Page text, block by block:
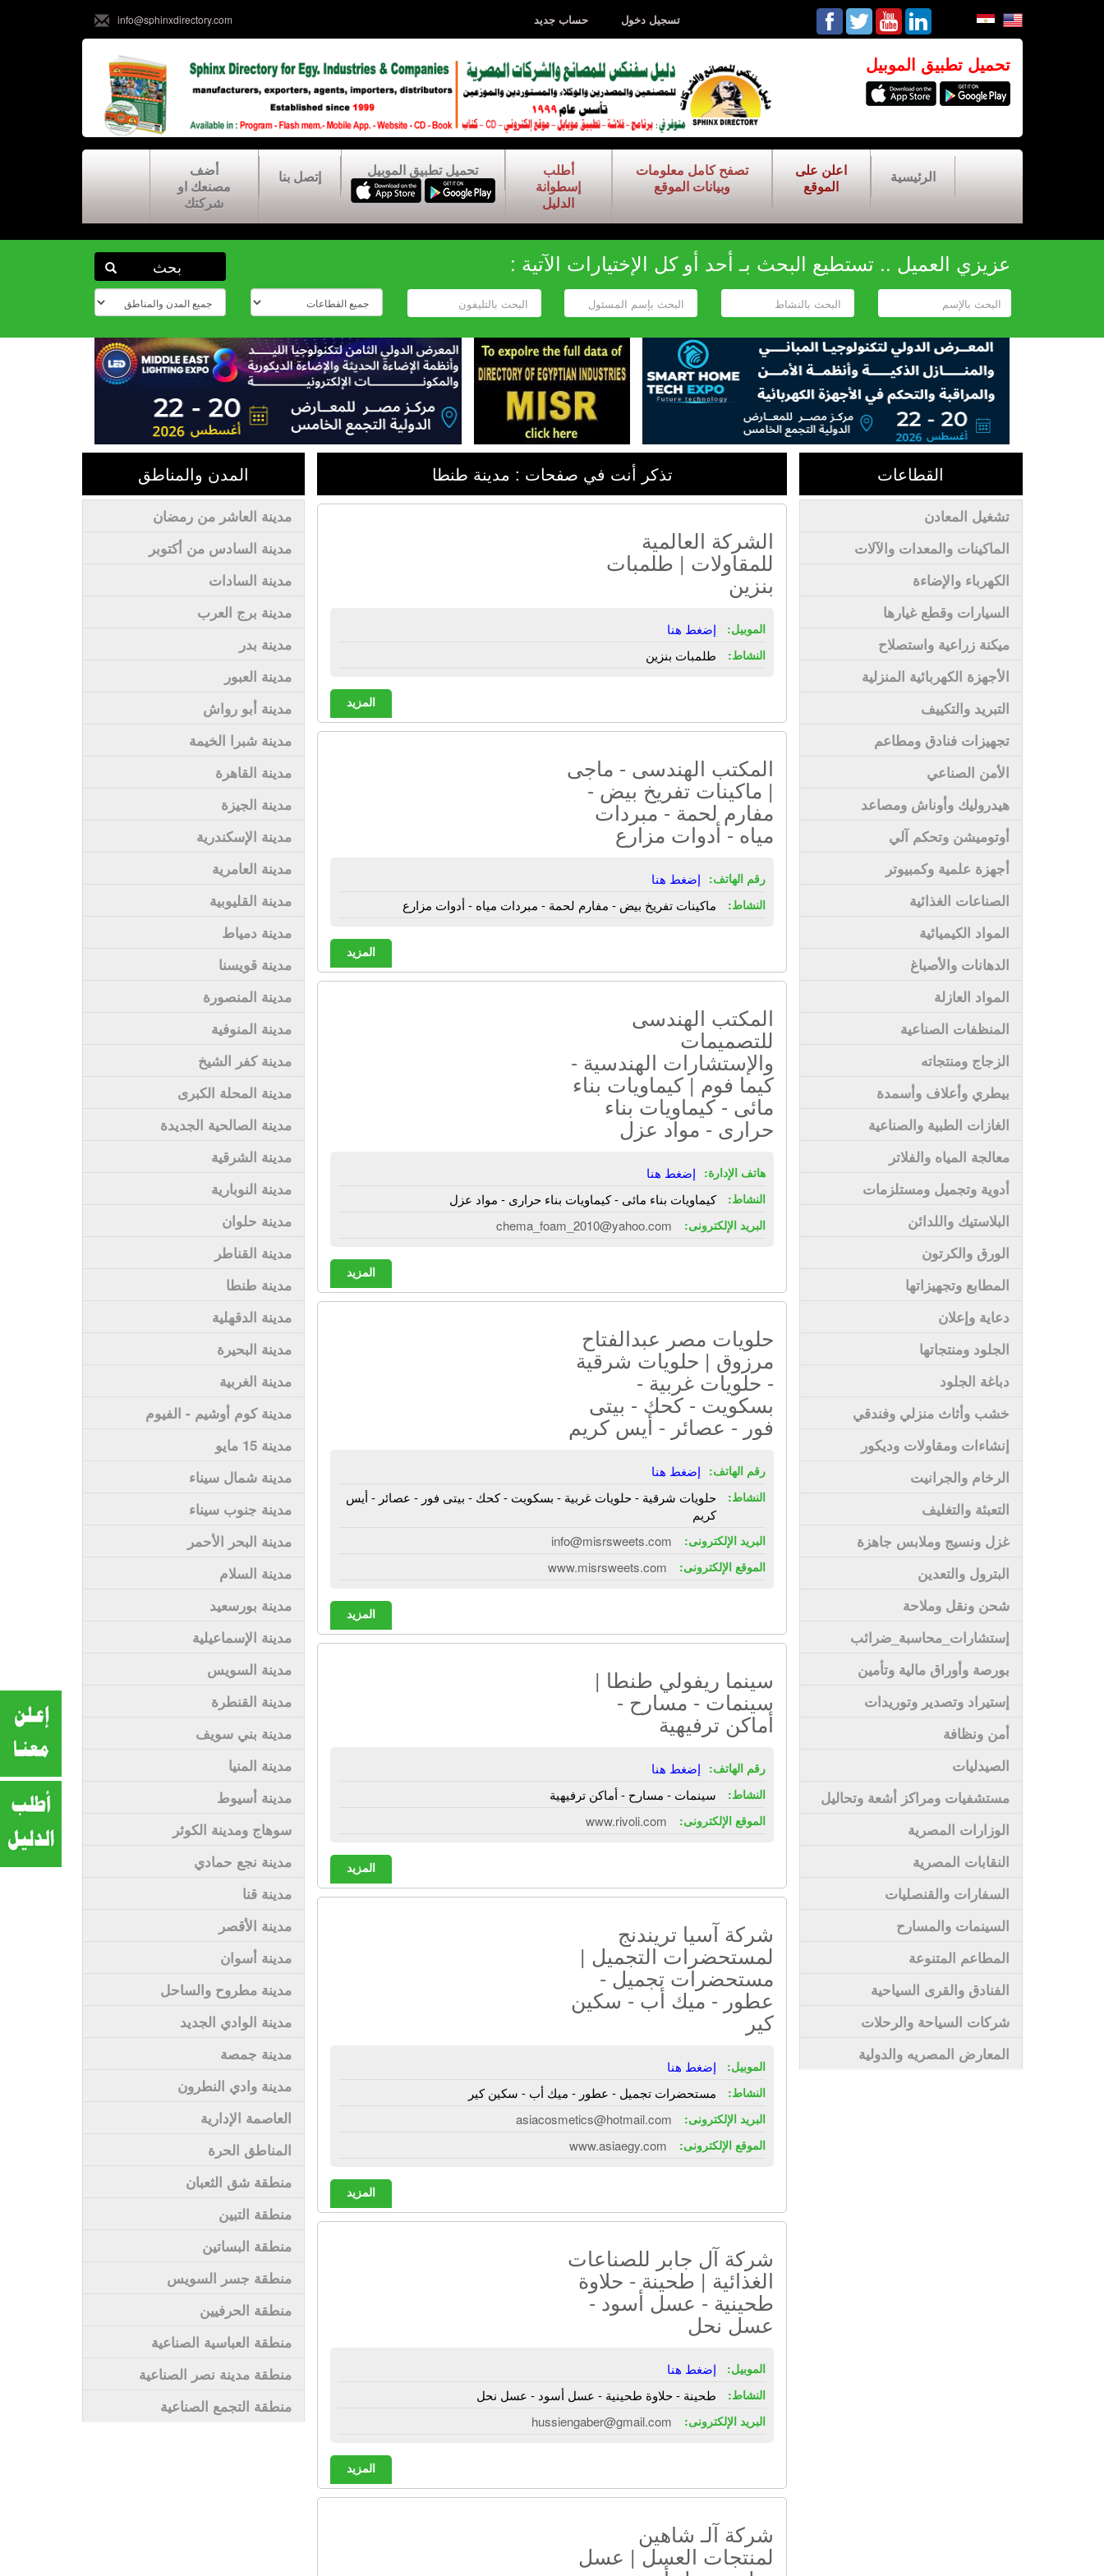
تسجيل دخول حساب جديد info@sphinxdirectory.com
تحميل تطبيق الموبيل
الرئيسية
اعلن على
الموقع
تصفح كامل معلومات
وبيانات الموقع
أطلب
إسطوانة
الدليل
تحميل تطبيق الموبيل إتصل بنا
أضف
مصنعك او
شركتك
عزيزي العميل .. تستطيع البحث بـ أحد أو كل الإختيارات الآتية :
القطاعات
تشغيل المعادن
الماكينات والمعدات والآلات
الكهرباء والإضاءة
السيارات وقطع غيارها
ميكنة زراعية واستصلاح
الأجهزة الكهربائية المنزلية
التبريد والتكييف
تجهيزات فنادق ومطاعم
الأمن الصناعي
هيدروليك وأوناش ومصاعد
أوتوميشن وتحكم آلي
أجهزة علمية وكمبيوتر
الصناعات الغذائية
المواد الكيميائية
الدهانات والأصباغ
المواد العازلة
المنظفات الصناعية
الزجاج ومنتجاته
بيطري وأعلاف وأسمدة
الغازات الطبية والصناعية
معالجة المياه والفلاتر
أدوية وتجميل ومستلزمات
البلاستيك واللدائن
الورق والكرتون
المطابع وتجهيزاتها
دعاية وإعلان
الجلود ومنتجاتها
دباغة الجلود
خشب وأثاث منزلي وفندقي
إنشاءات ومقاولات وديكور
الرخام والجرانيت
التعبئة والتغليف
غزل ونسيج وملابس جاهزة
البترول والتعدين
شحن ونقل وملاحة
إستشارات_محاسبة_ضرائب
بورصة وأوراق مالية وتأمين
إستيراد وتصدير وتوريدات
أمن ونظافة
الصيدليات
مستشفيات ومراكز أشعة وتحاليل
الوزارات المصرية
النقابات المصرية
السفارات والقنصليات
السينمات والمسارح
المطاعم المتنوعة
الفنادق والقرى السياحية
شركات السياحة والرحلات
المعارض المصريه والدولية
تذكر أنت في صفحات : مدينة طنطا
الشركة العالمية
للمقاولات | طلمبات
بنزين
الموبيل: إضغط هنا
النشاط: طلمبات بنزين
المزيد
المكتب الهندسى - ماجى
| ماكينات تفريخ بيض -
مفارم لحمة - مبردات
مياه - أدوات مزارع
رقم الهاتف: إضغط هنا
النشاط: ماكينات تفريخ بيض - مفارم لحمة - مبردات مياه - أدوات مزارع
المزيد
المكتب الهندسى
للتصميمات
والإستشارات الهندسية -
كيما فوم | كيماويات بناء
مائى - كيماويات بناء
حرارى - مواد عزل
هاتف الإدارة: إضغط هنا
النشاط: كيماويات بناء مائى - كيماويات بناء حرارى - مواد عزل
البريد الإلكترونى: chema_foam_2010@yahoo.com
المزيد
حلويات مصر عبدالفتاح
مرزوق | حلويات شرقية
- حلويات غربية -
بسكويت - كحك - بيتى
فور - عصائر - أيس كريم
رقم الهاتف: إضغط هنا
النشاط:
حلويات شرقية - حلويات غربية - بسكويت - كحك - بيتى فور - عصائر - أيس
كريم
البريد الإلكترونى: info@misrsweets.com
الموقع الإلكترونى: www.misrsweets.com
المزيد
سينما ريفولي طنطا |
سينمات - مسارح -
أماكن ترفيهية
رقم الهاتف: إضغط هنا
النشاط: سينمات - مسارح - أماكن ترفيهية
الموقع الإلكترونى: www.rivoli.com
المزيد
شركة آسيا تريندنج
لمستحضرات التجميل |
مستحضرات تجميل -
عطور - ميك أب - سكين
كير
الموبيل: إضغط هنا
النشاط: مستحضرات تجميل - عطور - ميك أب - سكين كير
البريد الإلكترونى: asiacosmetics@hotmail.com
الموقع الإلكترونى: www.asiaegy.com
المزيد
شركة آل جابر للصناعات
الغذائية | طحينة - حلاوة
طحينية - عسل أسود -
عسل نحل
الموبيل: إضغط هنا
النشاط: طحينة - حلاوة طحينية - عسل أسود - عسل نحل
البريد الإلكترونى: hussiengaber@gmail.com
المزيد
شركة آلـ شاهين
لمنتجات العسل | عسل
المدن والمناطق
مدينة العاشر من رمضان
مدينة السادس من أكتوبر
مدينة السادات
مدينة برج العرب
مدينة بدر
مدينة العبور
مدينة أبو رواش
مدينة شبرا الخيمة
مدينة القاهرة
مدينة الجيزة
مدينة الإسكندرية
مدينة العامرية
مدينة القليوبية
مدينة دمياط
مدينة قويسنا
مدينة المنصورة
مدينة المنوفية
مدينة كفر الشيخ
مدينة المحلة الكبرى
مدينة الصالحية الجديدة
مدينة الشرقية
مدينة النوبارية
مدينة حلوان
مدينة القناطر
مدينة طنطا
مدينة الدقهلية
مدينة البحيرة
مدينة الغربية
مدينة كوم أوشيم - الفيوم
مدينة 15 مايو
مدينة شمال سيناء
مدينة جنوب سيناء
مدينة البحر الأحمر
مدينة السلام
مدينة بورسعيد
مدينة الإسماعيلية
مدينة السويس
مدينة القنطرة
مدينة بني سويف
مدينة المنيا
مدينة أسيوط
سوهاج ومدينة الكوثر
مدينة نجع حمادي
مدينة قنا
مدينة الأقصر
مدينة أسوان
مدينة مطروح والساحل
مدينة الوادي الجديد
مدينة جمصة
مدينة وادي النطرون
العاصمة الإدارية
المناطق الحرة
منطقة شق الثعبان
منطقة التبين
منطقة البساتين
منطقة جسر السويس
منطقة الحرفيين
منطقة العباسية الصناعية
منطقة مدينة نصر الصناعية
منطقة التجمع الصناعية